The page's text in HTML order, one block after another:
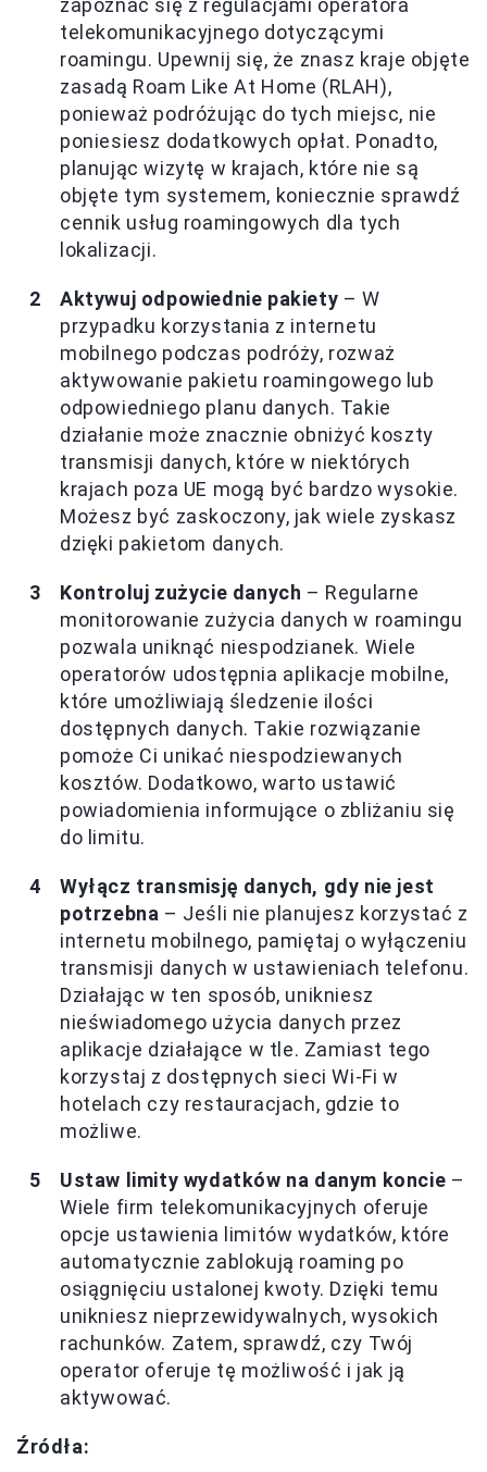
zapoznać się z regulacjami operatora
telekomunikacyjnego dotyczącymi
roamingu. Upewnij się, że znasz kraje objęte
zasadą Roam Like At Home (RLAH),
ponieważ podróżując do tych miejsc, nie
poniesiesz dodatkowych opłat. Ponadto,
planując wizytę w krajach, które nie są
objęte tym systemem, koniecznie sprawdź
cennik usług roamingowych dla tych
lokalizacji.
Aktywuj odpowiednie pakiety – W
przypadku korzystania z internetu
mobilnego podczas podróży, rozważ
aktywowanie pakietu roamingowego lub
odpowiedniego planu danych. Takie
działanie może znacznie obniżyć koszty
transmisji danych, które w niektórych
krajach poza UE mogą być bardzo wysokie.
Możesz być zaskoczony, jak wiele zyskasz
dzięki pakietom danych.
Kontroluj zużycie danych – Regularne
monitorowanie zużycia danych w roamingu
pozwala uniknąć niespodzianek. Wiele
operatorów udostępnia aplikacje mobilne,
które umożliwiają śledzenie ilości
dostępnych danych. Takie rozwiązanie
pomoże Ci unikać niespodziewanych
kosztów. Dodatkowo, warto ustawić
powiadomienia informujące o zbliżaniu się
do limitu.
Wyłącz transmisję danych, gdy nie jest
potrzebna – Jeśli nie planujesz korzystać z
internetu mobilnego, pamiętaj o wyłączeniu
transmisji danych w ustawieniach telefonu.
Działając w ten sposób, unikniesz
nieświadomego użycia danych przez
aplikacje działające w tle. Zamiast tego
korzystaj z dostępnych sieci Wi-Fi w
hotelach czy restauracjach, gdzie to
możliwe.
Ustaw limity wydatków na danym koncie –
Wiele firm telekomunikacyjnych oferuje
opcje ustawienia limitów wydatków, które
automatycznie zablokują roaming po
osiągnięciu ustalonej kwoty. Dzięki temu
unikniesz nieprzewidywalnych, wysokich
rachunków. Zatem, sprawdź, czy Twój
operator oferuje tę możliwość i jak ją
aktywować.
Źródła: